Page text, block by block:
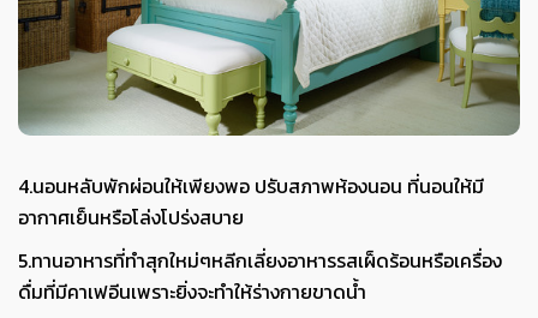
4.นอนหลับพักผ่อนให้เพียงพอ ปรับสภาพห้องนอน ที่นอนให้มี
อากาศเย็นหรือโล่งโปร่งสบาย
5.ทานอาหารที่ทำสุกใหม่ๆหลีกเลี่ยงอาหารรสเผ็ดร้อนหรือเครื่อง
ดื่มที่มีคาเฟอีนเพราะยิ่งจะทำให้ร่างกายขาดน้ำ